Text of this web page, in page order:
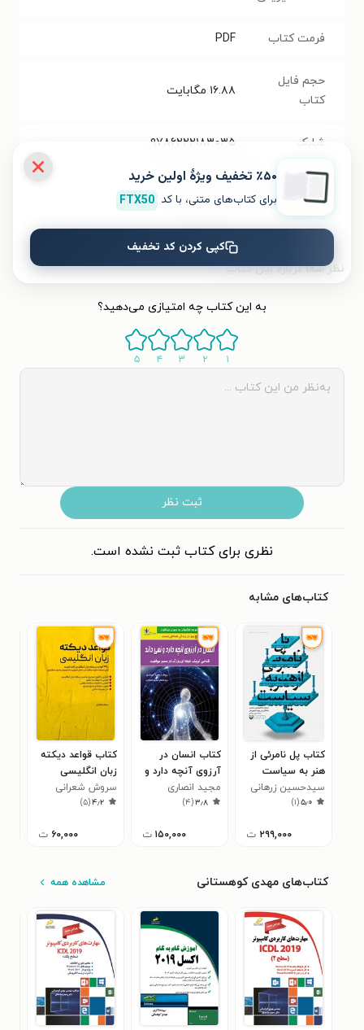
فرمت کتاب PDF
حجم فایل
کتاب
۱۶.۸۸ مگابایت
شابک ۹۷۸۶۲۲۲۱۸۳۰۳۵
تعداد صفحه‌ها ۱۹۸ صفحه
قیمت کتاب ۷۳۰۰۰ تومان
نظر شما دربارهٔ این کتاب
به این کتاب چه امتیازی می‌دهید؟
۱ ۲ ۳ ۴ ۵
ثبت نظر
نظری برای کتاب ثبت نشده است.
کتاب‌های مشابه
کتاب پل نامرئی از
هنر به سیاست
سیدحسین زرهانی
۵٫۰(۱)
۲۹۹,۰۰۰ ت
کتاب انسان در
آرزوی آنچه دارد و
نمی داند
مجید انصاری
۳٫۸(۴)
۱۵۰,۰۰۰ ت
کتاب قواعد دیکته
زبان انگلیسی
سروش شعرانی
۴٫۲(۵)
۶۰,۰۰۰ ت
کتاب‌های مهدی کوهستانی مشاهده همه
٪۵۰ تخفیف ویژۀ اولین خرید
برای کتاب‌های متنی، با کد FTX50
کپی کردن کد تخفیف